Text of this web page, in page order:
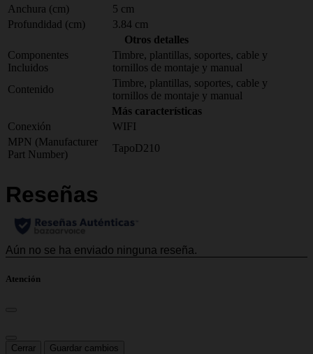
Anchura (cm)
5 cm
Profundidad (cm)
3.84 cm
Otros detalles
Componentes
Incluidos
Timbre, plantillas, soportes, cable y
tornillos de montaje y manual
Contenido
Timbre, plantillas, soportes, cable y
tornillos de montaje y manual
Más características
Conexión
WIFI
MPN (Manufacturer
Part Number)
TapoD210
Atención
Cerrar
Guardar cambios